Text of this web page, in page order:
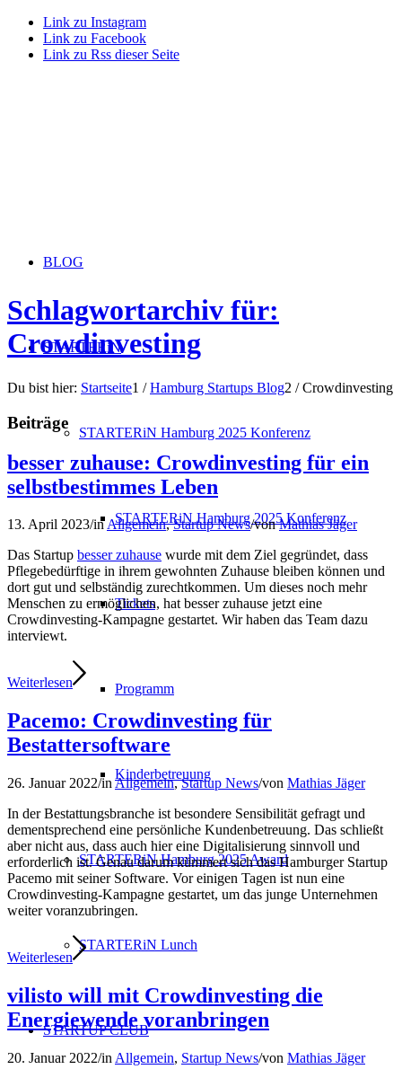
Link zu Instagram
Link zu Facebook
Link zu Rss dieser Seite
BLOG
STARTERiN
STARTERiN Hamburg 2025 Konferenz
STARTERiN Hamburg 2025 Konferenz
Tickets
Programm
Kinderbetreuung
STARTERiN Hamburg 2025 Award
STARTERiN Lunch
STARTUP CLUB
Schlagwortarchiv für:
Crowdinvesting
Du bist hier: Startseite1 / Hamburg Startups Blog2 / Crowdinvesting
Beiträge
besser zuhause: Crowdinvesting für ein
selbstbestimmes Leben
13. April 2023/inAllgemein,Startup News/vonMathias Jäger
Das Startup besser zuhause wurde mit dem Ziel gegründet, dass
Pflegebedürftige in ihrem gewohnten Zuhause bleiben können und
dort gut und selbständig zurechtkommen. Um dieses noch mehr
Menschen zu ermöglichen, hat besser zuhause jetzt eine
Crowdinvesting-Kampagne gestartet. Wir haben das Team dazu
interviewt.
Weiterlesen
Pacemo: Crowdinvesting für
Bestattersoftware
26. Januar 2022/in Allgemein,Startup News/von Mathias Jäger
In der Bestattungsbranche ist besondere Sensibilität gefragt und
dementsprechend eine persönliche Kundenbetreuung. Das schließt
aber nicht aus, dass auch hier eine Digitalisierung sinnvoll und
erforderlich ist. Genau darum kümmert sich das Hamburger Startup
Pacemo mit seiner Software. Vor einigen Tagen ist nun eine
Crowdinvesting-Kampagne gestartet, um das junge Unternehmen
weiter voranzubringen.
Weiterlesen
vilisto will mit Crowdinvesting die
Energiewende voranbringen
20. Januar 2022/in Allgemein, Startup News/von Mathias Jäger